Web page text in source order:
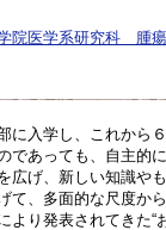
院医学系研究科 腫
に入学し、これから
であっても、自主的
広げ、新しい知識や
て、多面的な尺度か
より発表されてきた“